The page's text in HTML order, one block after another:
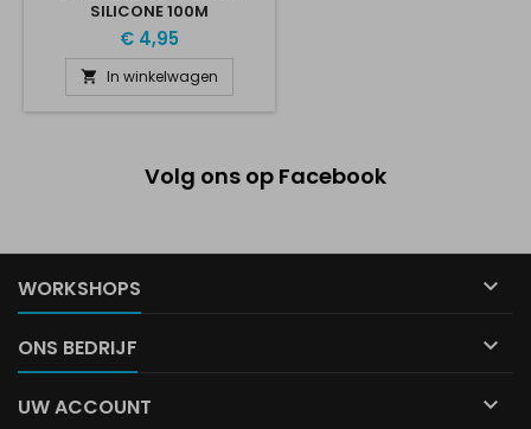
SILICONE 100M
€ 4,95
 In winkelwagen
Volg ons op Facebook
WORKSHOPS 
ONS BEDRIJF 
UW ACCOUNT 